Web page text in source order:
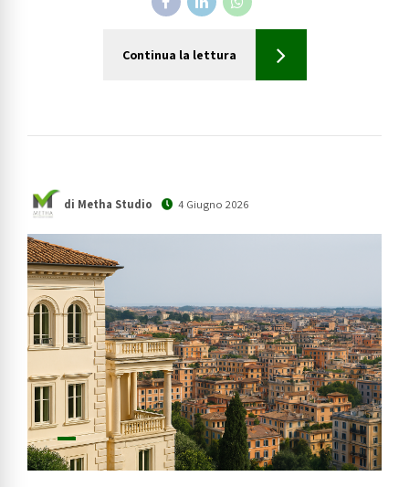
Continua la lettura
di Metha Studio 4 Giugno 2026